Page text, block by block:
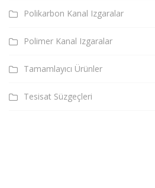
Polikarbon Kanal Izgaralar
Polimer Kanal Izgaralar
Tamamlayıcı Ürünler
Tesisat Süzgeçleri